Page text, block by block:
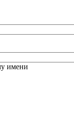
имени